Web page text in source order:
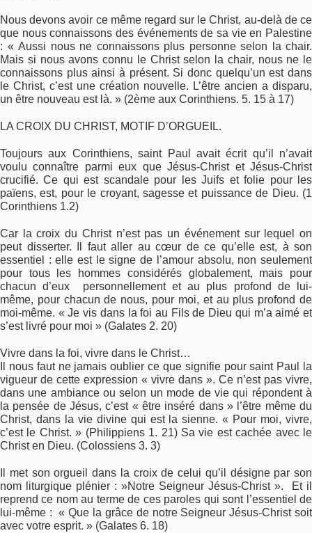
Nous devons avoir ce même regard sur le Christ, au-delà de ce
que nous connaissons des événements de sa vie en Palestine
: « Aussi nous ne connaissons plus personne selon la chair.
Mais si nous avons connu le Christ selon la chair, nous ne le
connaissons plus ainsi à présent. Si donc quelqu’un est dans
le Christ, c’est une création nouvelle. L’être ancien a disparu,
un être nouveau est là. » (2ème aux Corinthiens. 5. 15 à 17)
LA CROIX DU CHRIST, MOTIF D’ORGUEIL.
Toujours aux Corinthiens, saint Paul avait écrit qu’il n’avait
voulu connaître parmi eux que Jésus-Christ et Jésus-Christ
crucifié. Ce qui est scandale pour les Juifs et folie pour les
païens, est, pour le croyant, sagesse et puissance de Dieu. (1
Corinthiens 1.2)
Car la croix du Christ n’est pas un événement sur lequel on
peut disserter. Il faut aller au cœur de ce qu’elle est, à son
essentiel : elle est le signe de l’amour absolu, non seulement
pour tous les hommes considérés globalement, mais pour
chacun d’eux personnellement et au plus profond de lui-
même, pour chacun de nous, pour moi, et au plus profond de
moi-même. « Je vis dans la foi au Fils de Dieu qui m’a aimé et
s’est livré pour moi » (Galates 2. 20)
Vivre dans la foi, vivre dans le Christ…
Il nous faut ne jamais oublier ce que signifie pour saint Paul la
vigueur de cette expression « vivre dans ». Ce n’est pas vivre,
dans une ambiance ou selon un mode de vie qui répondent à
la pensée de Jésus, c’est « être inséré dans » l’être même du
Christ, dans la vie divine qui est la sienne. « Pour moi, vivre,
c’est le Christ. » (Philippiens 1. 21) Sa vie est cachée avec le
Christ en Dieu. (Colossiens 3. 3)
Il met son orgueil dans la croix de celui qu’il désigne par son
nom liturgique plénier : »Notre Seigneur Jésus-Christ ». Et il
reprend ce nom au terme de ces paroles qui sont l’essentiel de
lui-même : « Que la grâce de notre Seigneur Jésus-Christ soit
avec votre esprit. » (Galates 6. 18)